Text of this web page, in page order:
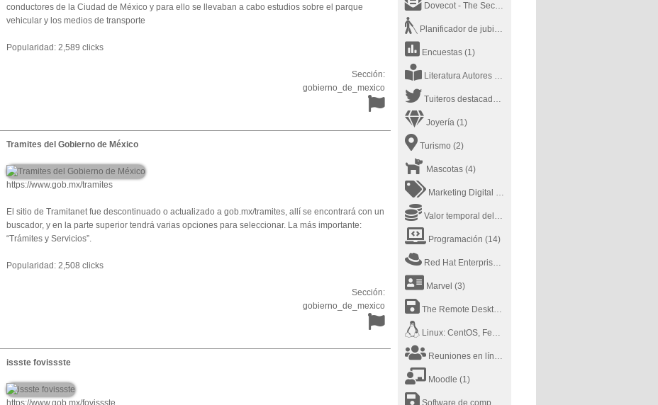
Dovecot - The Secure IMAP server
Planificador de jubilación
Encuestas (1)
Literatura Autores
Tuiteros destacados
Joyería (1)
Turismo (2)
Mascotas (4)
Marketing Digital
Valor temporal del dinero
Programación (14)
Red Hat Enterprise Linux
Marvel (3)
The Remote Desktop Software
Linux: CentOS, Fedora, RedHat
Reuniones en línea
Moodle (1)
Software de computadora
conductores de la Ciudad de México y para ello se llevaban a cabo estudios sobre el parque
vehicular y los medios de transporte
Popularidad: 2,589 clicks
Sección:
gobierno_de_mexico
Tramites del Gobierno de México
https://www.gob.mx/tramites
El sitio de Tramitanet fue descontinuado o actualizado a gob.mx/tramites, allí se encontrará con un
buscador, y en la parte superior tendrá varias opciones para seleccionar. La más importante:
“Trámites y Servicios”.
Popularidad: 2,508 clicks
Sección:
gobierno_de_mexico
issste fovissste
https://www.gob.mx/fovissste